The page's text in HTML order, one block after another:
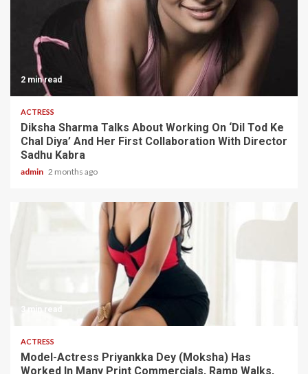
2 min read
ACTRESS
Diksha Sharma Talks About Working On ‘Dil Tod Ke
Chal Diya’ And Her First Collaboration With Director
Sadhu Kabra
admin 2 months ago
3 min read
ACTRESS
Model-Actress Priyankka Dey (Moksha) Has
Worked In Many Print Commercials, Ramp Walks,